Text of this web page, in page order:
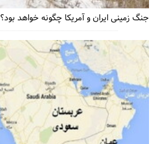
جنگ زمینی ایران و آمریکا چگونه خواهد بود؟